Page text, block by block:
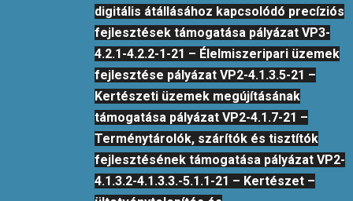
digitális átállásához kapcsolódó precíziós
fejlesztések támogatása pályázat VP3-
4.2.1-4.2.2-1-21 – Élelmiszeripari üzemek
fejlesztése pályázat VP2-4.1.3.5-21 –
Kertészeti üzemek megújításának
támogatása pályázat VP2-4.1.7-21 –
Terménytárolók, szárítók és tisztítók
fejlesztésének támogatása pályázat VP2-
4.1.3.2-4.1.3.3.-5.1.1-21 – Kertészet –